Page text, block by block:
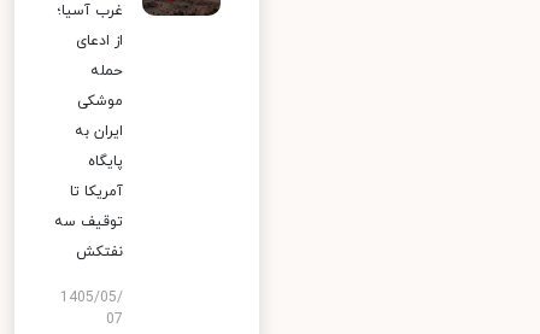
غرب آسیا؛
از ادعای
حمله
موشکی
ایران به
پایگاه
آمریکا تا
توقیف سه
نفتکش
1405/05/
07